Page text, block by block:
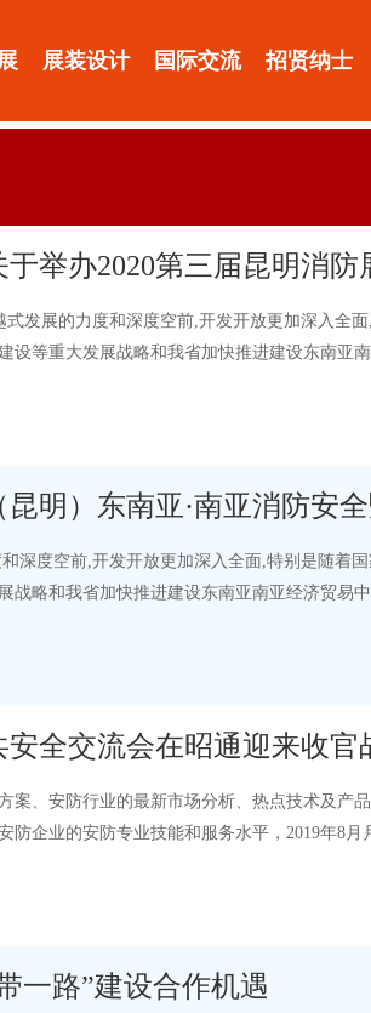
展装设计 国际交流 招贤纳士
举办2020第三届昆明消防
发展的力度和深度空前,开发开放更加深入全
设等重大发展战略和我省加快推进建设东南亚
昆明）东南亚·南亚消防安
深度空前,开发开放更加深入全面,特别是随着
战略和我省加快推进建设东南亚南亚经济贸易
安全交流会在昭通迎来收官
案、安防行业的最新市场分析、热点技术及产
防企业的安防专业技能和服务水平，2019年8
一路”建设合作机遇